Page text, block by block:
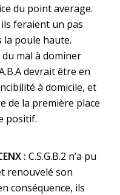
du point average.
ils feraient un pas
la poule haute.
du mal à dominer
devrait être en
à domicile, et
de la première place
positif.
: C.S.G.B.2 n’a pu
renouvelé son
conséquence, ils